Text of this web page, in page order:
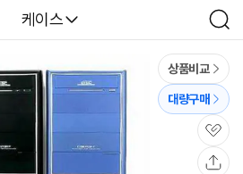
다나와
케이스
검
색
상품비교
대량구매
관
심